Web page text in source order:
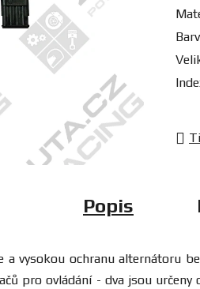
Popis
vysokou ochranu alternátoru
pro ovládání - dva jsou